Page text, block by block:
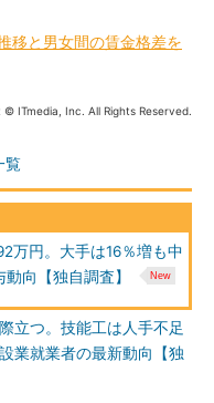
移と男女間の賃金格差を
ITmedia, Inc. All Rights Reserved.
覧
万円。大手は16％増も中
向【独自調査】
立つ。技能工は人手不足
業就業者の最新動向【独